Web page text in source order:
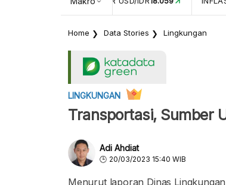
Home Data Stories Lingkungan
LINGKUNGAN
Transportasi, Sumber
Adi Ahdiat
20/03/2023 15:40 WIB
Menurut laporan Dinas